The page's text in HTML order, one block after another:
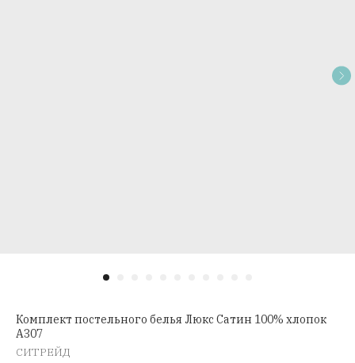
Комплект постельного белья Люкс Сатин 100% хлопок
A307
СИТРЕЙД